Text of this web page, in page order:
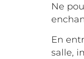
Ne
En
salle,